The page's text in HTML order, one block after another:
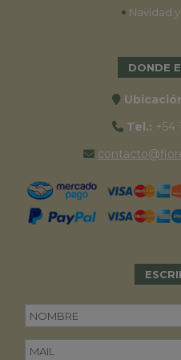
• Navidad
DONDE
Tel.: +54